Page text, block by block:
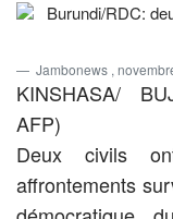
Jambonews ,
KINSHASA/
AFP)
Deux civils
affrontements